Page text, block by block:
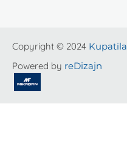
Copyright © 2024 Kupatila
Powered by reDizajn